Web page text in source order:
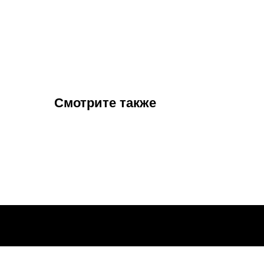
Смотрите также